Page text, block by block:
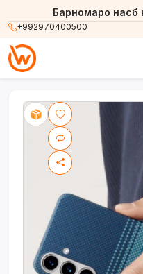
+992970400500
Барномаро насб